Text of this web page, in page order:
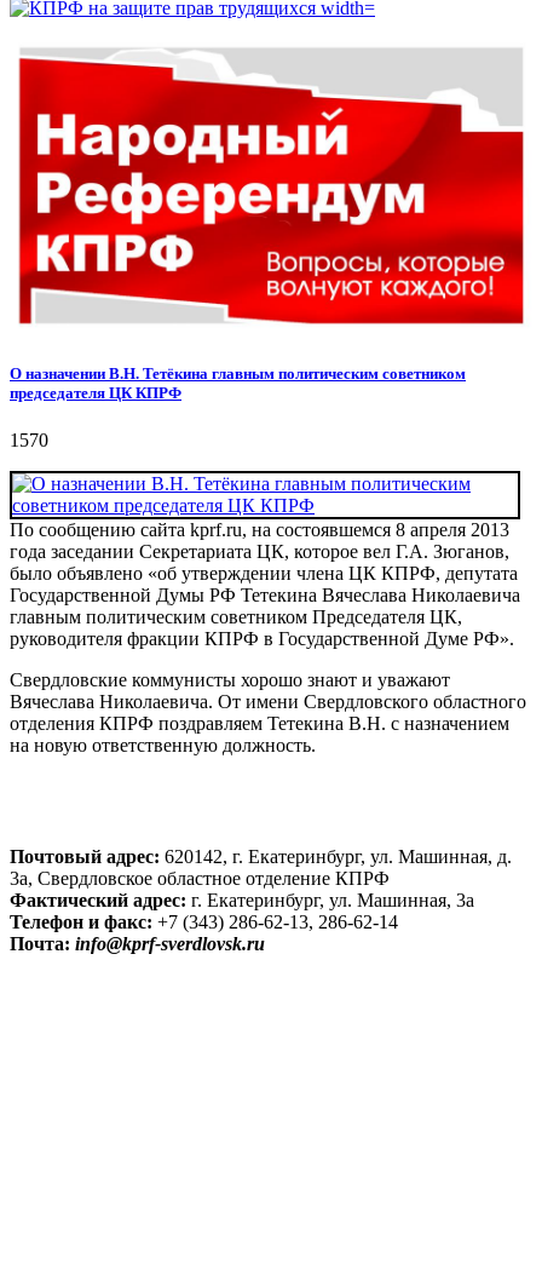
О назначении В.Н. Тетёкина главным политическим советником
председателя ЦК КПРФ
1570
По сообщению сайта kprf.ru, на состоявшемся 8 апреля 2013
года заседании Секретариата ЦК, которое вел Г.А. Зюганов,
было объявлено «об утверждении члена ЦК КПРФ, депутата
Государственной Думы РФ Тетекина Вячеслава Николаевича
главным политическим советником Председателя ЦК,
руководителя фракции КПРФ в Государственной Думе РФ».
Свердловские коммунисты хорошо знают и уважают
Вячеслава Николаевича. От имени Свердловского областного
отделения КПРФ поздравляем Тетекина В.Н. с назначением
на новую ответственную должность.
Почтовый адрес: 620142, г. Екатеринбург, ул. Машинная, д.
3а, Свердловское областное отделение КПРФ
Фактический адрес: г. Екатеринбург, ул. Машинная, 3а
Телефон и факс: +7 (343) 286-62-13, 286-62-14
Почта: info@kprf-sverdlovsk.ru